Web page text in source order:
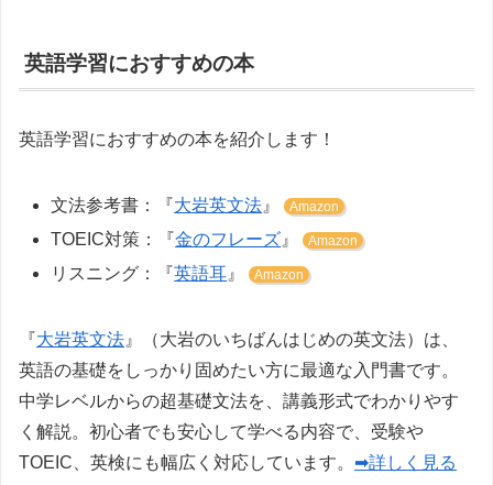
英語学習におすすめの本
英語学習におすすめの本を紹介します！
文法参考書：『大岩英文法 』 Amazon
TOEIC対策：『金のフレーズ 』 Amazon
リスニング：『英語耳』 Amazon
『大岩英文法』（大岩のいちばんはじめの英文法）は、
英語の基礎をしっかり固めたい方に最適な入門書です。
中学レベルからの超基礎文法を、講義形式でわかりやす
く解説。初心者でも安心して学べる内容で、受験や
TOEIC、英検にも幅広く対応しています。 ➡詳しく見る